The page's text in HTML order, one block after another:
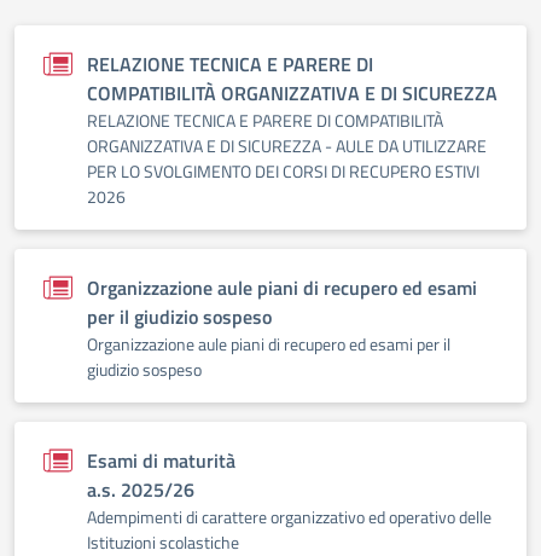
RELAZIONE TECNICA E PARERE DI
COMPATIBILITÀ ORGANIZZATIVA E DI SICUREZZA
RELAZIONE TECNICA E PARERE DI COMPATIBILITÀ
ORGANIZZATIVA E DI SICUREZZA - AULE DA UTILIZZARE
PER LO SVOLGIMENTO DEI CORSI DI RECUPERO ESTIVI
2026
Organizzazione aule piani di recupero ed esami
per il giudizio sospeso
Organizzazione aule piani di recupero ed esami per il
giudizio sospeso
Esami di maturità
a.s. 2025/26
Adempimenti di carattere organizzativo ed operativo delle
Istituzioni scolastiche